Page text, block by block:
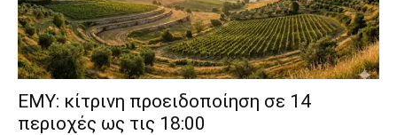
ΕΜΥ: κίτρινη προειδοποίηση σε 14
περιοχές ως τις 18:00